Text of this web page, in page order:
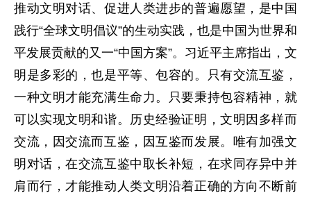
推动文明对话、促进人类进步的普遍愿望，是中国
践行“全球文明倡议”的生动实践，也是中国为世界和
平发展贡献的又一“中国方案”。习近平主席指出，文
明是多彩的，也是平等、包容的。只有交流互鉴，
一种文明才能充满生命力。只要秉持包容精神，就
可以实现文明和谐。历史经验证明，文明因多样而
交流，因交流而互鉴，因互鉴而发展。唯有加强文
明对话，在交流互鉴中取长补短，在求同存异中并
肩而行，才能推动人类文明沿着正确的方向不断前